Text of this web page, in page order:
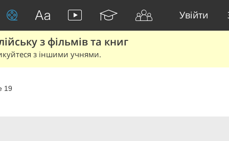
Увійти
з фільмів та книг
з іншими учнями.
19